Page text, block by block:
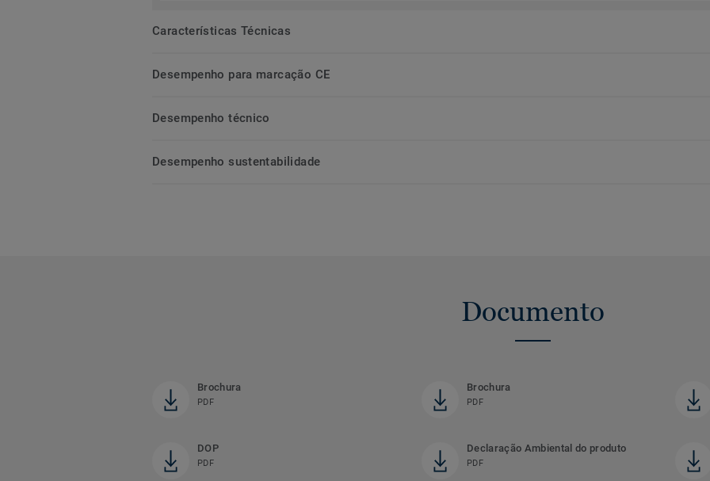
Características Técnicas
Desempenho para marcação CE
Desempenho técnico
Desempenho sustentabilidade
Documento
Brochura
PDF
Brochura
PDF
DOP
PDF
Declaração Ambiental do produto
PDF